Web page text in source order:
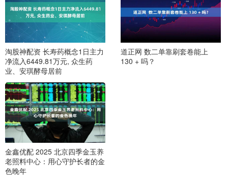
淘股神配资 长寿药概念1日主力
净流入6449.81万元, 众生药
业、安琪酵母居前
道正网 数二单靠刷套卷能上
130 + 吗？
金鑫优配 2025 北京四季金玉养
老照料中心：用心守护长者的金
色晚年